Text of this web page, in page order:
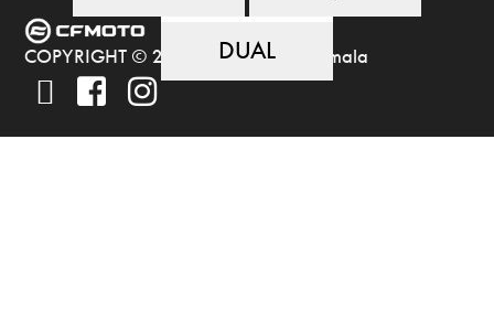
DUAL
COPYRIGHT © 2023 CFMOTO Guatemala